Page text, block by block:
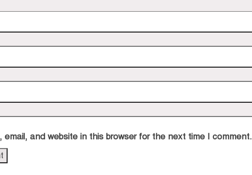
email, and website in this browser for the next time I comment.